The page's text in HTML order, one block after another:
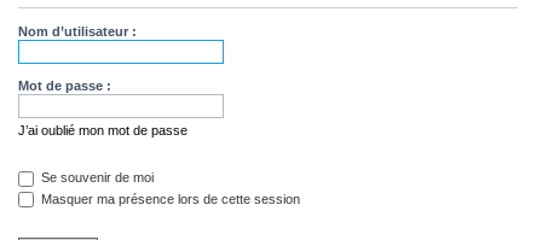
Nom d’utilisateur :
Mot de passe :
J’ai oublié mon mot de passe
Se souvenir de moi
Masquer ma présence lors de cette session